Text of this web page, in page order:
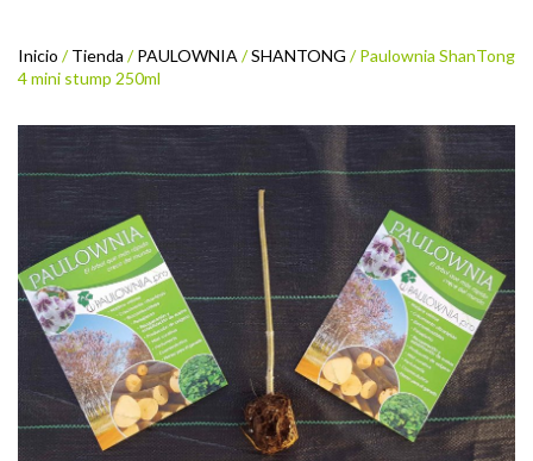
Inicio /Tienda /PAULOWNIA/SHANTONG / Paulownia ShanTong
4 mini stump 250ml